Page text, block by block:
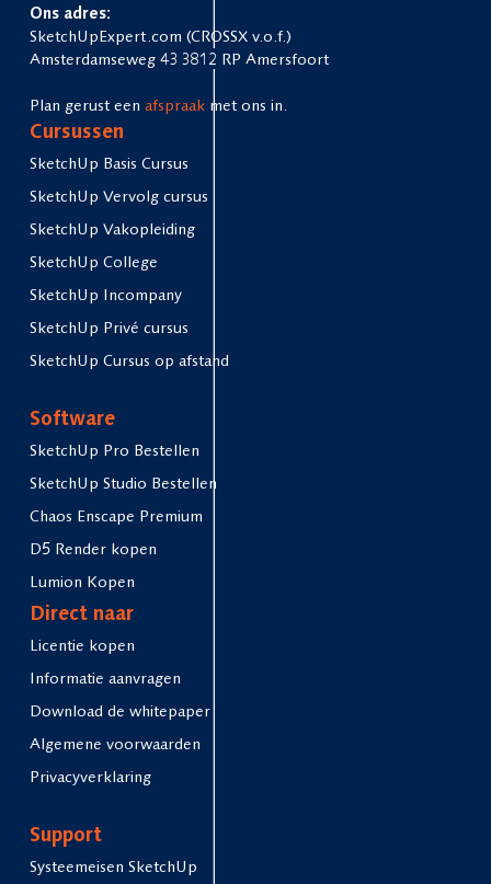
Ons adres:
SketchUpExpert.com (CROSSX v.o.f.)
Amsterdamseweg 43 3812 RP Amersfoort
Plan gerust een afspraakmet ons in.
Cursussen
SketchUp Basis Cursus
SketchUp Vervolg cursus
SketchUp Vakopleiding
SketchUp College
SketchUp Incompany
SketchUp Privé cursus
SketchUp Cursus op afstand
Software
SketchUp Pro Bestellen
SketchUp Studio Bestellen
Chaos Enscape Premium
D5 Render kopen
Lumion Kopen
Direct naar
Licentie kopen
Informatie aanvragen
Download de whitepaper
Algemene voorwaarden
Privacyverklaring
Support
Systeemeisen SketchUp